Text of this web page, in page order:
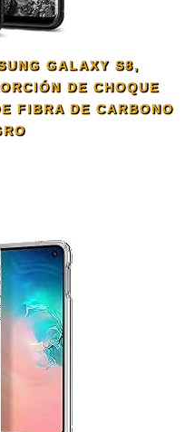
GALAXY S8,
DE CHOQUE
FIBRA DE CARBONO